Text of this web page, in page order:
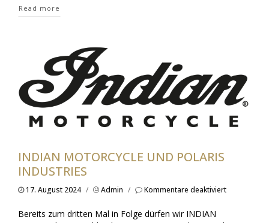
Read more
INDIAN MOTORCYCLE UND POLARIS
INDUSTRIES
17. August 2024 / Admin / Kommentare deaktiviertfür
Bereits zum dritten Mal in Folge dürfen wir INDIAN